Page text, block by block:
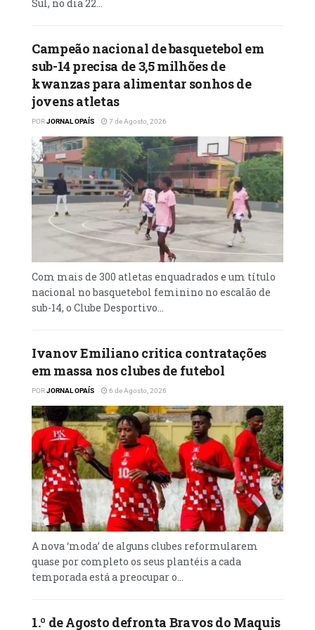
terceiro, em 2021, em segundo, em 2022, e em
quarto, este ano (2023).
Sul, no dia 22...
Campeão nacional de basquetebol em
sub-14 precisa de 3,5 milhões de
kwanzas para alimentar sonhos de
jovens atletas
PORJORNAL OPAÍS 7 de Agosto, 2026
Com mais de 300 atletas enquadrados e um título
nacional no basquetebol feminino no escalão de
sub-14, o Clube Desportivo...
Ivanov Emiliano critica contratações
em massa nos clubes de futebol
PORJORNAL OPAÍS 6 de Agosto, 2026
A nova ‘moda’ de alguns clubes reformularem
quase por completo os seus plantéis a cada
temporada está a preocupar o...
1.º de Agosto defronta Bravos do Maquis